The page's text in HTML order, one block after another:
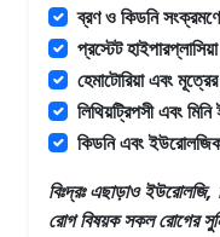
ব্রণ ও কিডনি
প্রস্টেট
হেমাটোরিয়া এবং
লিথিয়ট্রিপসী এবং
কিডনি এবং
বিঃদ্রঃ এছাড়াওইউরোলজি,
রোগবিষয়ক সকল রোগের